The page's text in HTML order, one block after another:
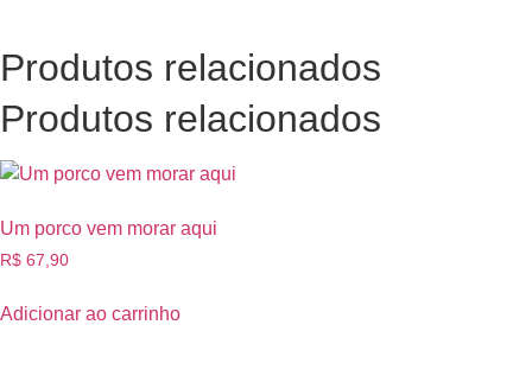
Produtos relacionados
Produtos relacionados
Um porco vem morar aqui
R$ 67,90
Adicionar ao carrinho